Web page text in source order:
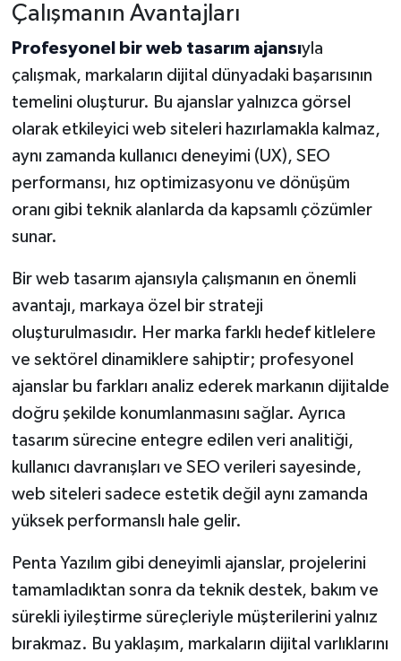
Çalışmanın Avantajları
Profesyonel bir web tasarım ajansıyla
çalışmak, markaların dijital dünyadaki başarısının
temelini oluşturur. Bu ajanslar yalnızca görsel
olarak etkileyici web siteleri hazırlamakla kalmaz,
aynı zamanda kullanıcı deneyimi (UX), SEO
performansı, hız optimizasyonu ve dönüşüm
oranı gibi teknik alanlarda da kapsamlı çözümler
sunar.
Bir web tasarım ajansıyla çalışmanın en önemli
avantajı, markaya özel bir strateji
oluşturulmasıdır. Her marka farklı hedef kitlelere
ve sektörel dinamiklere sahiptir; profesyonel
ajanslar bu farkları analiz ederek markanın dijitalde
doğru şekilde konumlanmasını sağlar. Ayrıca
tasarım sürecine entegre edilen veri analitiği,
kullanıcı davranışları ve SEO verileri sayesinde,
web siteleri sadece estetik değil aynı zamanda
yüksek performanslı hale gelir.
Penta Yazılım gibi deneyimli ajanslar, projelerini
tamamladıktan sonra da teknik destek, bakım ve
sürekli iyileştirme süreçleriyle müşterilerini yalnız
bırakmaz. Bu yaklaşım, markaların dijital varlıklarını